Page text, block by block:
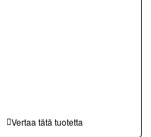
Vertaa tätä tuotetta